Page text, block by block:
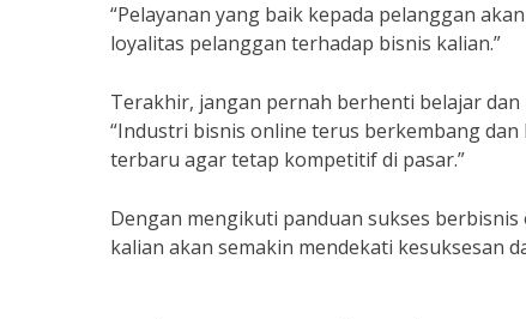
“Pelayanan yang baik kepada pelanggan
loyalitas pelanggan terhadap bisnis kalian.”
Terakhir, jangan pernah berhenti belajar
“Industri bisnis online terus berkembang
terbaru agar tetap kompetitif di pasar.”
Dengan mengikuti panduan sukses
kalian akan semakin mendekati kesuksesan